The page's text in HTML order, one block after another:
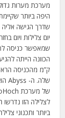
היפה ביותר
שדרך הגישה אליה
יום צלילות ויום
שמאפשר כניסה
ק”מ מהכניסה
של מערכת NoHoch.
לצלילה הזו נדרשו
ביותר ותכנוני